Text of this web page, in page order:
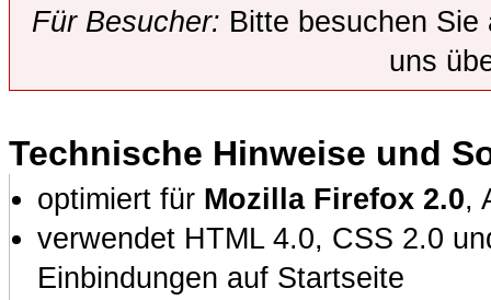
Für Besucher: Bitte besuchen
uns
Technische Hinweise und
optimiert für Mozilla Firefox 2.0,
verwendet HTML 4.0, CSS 2.0
Einbindungen auf Startseite